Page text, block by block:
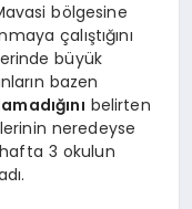
bölgesine
çalıştığını
büyük
bazen
belirten
neredeyse
hafta 3 okulun